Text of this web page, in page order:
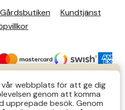
Tors 12-14 Lör 12-14
Gårdsbutiken
Kundtjänst
webbplats för att ge dig
genom att komma
upprepade besök. Genom